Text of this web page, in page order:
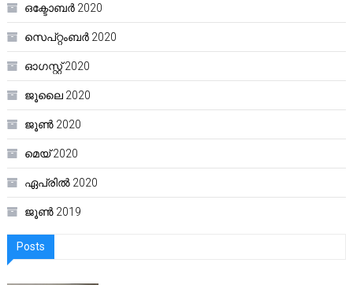
ഒക്ടോബർ 2020
സെപ്റ്റംബർ 2020
ഓഗസ്റ്റ്‌ 2020
ജൂലൈ 2020
ജൂൺ 2020
മെയ്‌ 2020
ഏപ്രിൽ 2020
ജൂൺ 2019
Posts